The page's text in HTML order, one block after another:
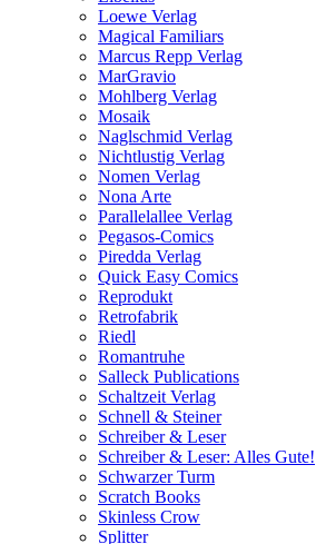
Loewe Verlag
Magical Familiars
Marcus Repp Verlag
MarGravio
Mohlberg Verlag
Mosaik
Naglschmid Verlag
Nichtlustig Verlag
Nomen Verlag
Nona Arte
Parallelallee Verlag
Pegasos-Comics
Piredda Verlag
Quick Easy Comics
Reprodukt
Retrofabrik
Riedl
Romantruhe
Salleck Publications
Schaltzeit Verlag
Schnell & Steiner
Schreiber & Leser
Schreiber & Leser: Alles Gute!
Schwarzer Turm
Scratch Books
Skinless Crow
Splitter